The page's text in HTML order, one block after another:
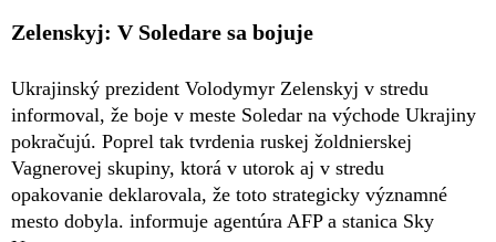
Zelenskyj: V Soledare sa bojuje
Ukrajinský prezident Volodymyr Zelenskyj v stredu
informoval, že boje v meste Soledar na východe Ukrajiny
pokračujú. Poprel tak tvrdenia ruskej žoldnierskej
Vagnerovej skupiny, ktorá v utorok aj v stredu
opakovanie deklarovala, že toto strategicky významné
mesto dobyla. informuje agentúra AFP a stanica Sky